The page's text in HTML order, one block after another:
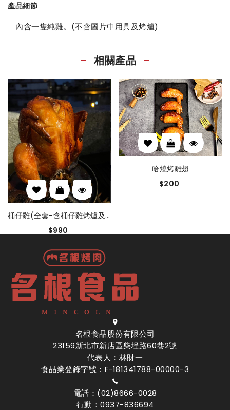
產品細節
內含一隻純雞。(不含圖片中用具及烤爐)
相關產品
桶仔雞(全套-含桶仔雞烤爐及用具)
$990
哈燒烤雞翅
$200
名根食品股份有限公司
23159新北市新店區柴埕路60巷2號
代表人：林財一
食品業登錄字號：F-181341788-00000-3
電話：(02)8666-0028
行動：0937-836694